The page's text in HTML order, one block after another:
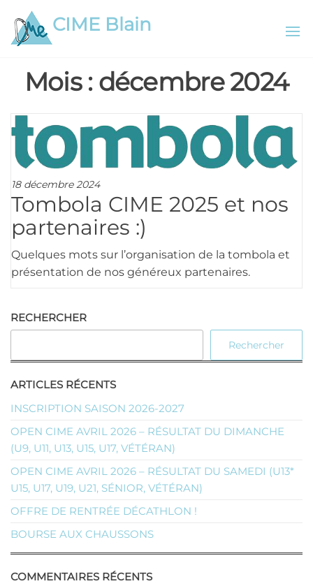
contenu
CIME Blain
Mois : décembre 2024
18 décembre 2024
Tombola CIME 2025 et nos
partenaires :)
Quelques mots sur l’organisation de la tombola et
présentation de nos généreux partenaires.
RECHERCHER
Rechercher
ARTICLES RÉCENTS
INSCRIPTION SAISON 2026-2027
OPEN CIME AVRIL 2026 – RÉSULTAT DU DIMANCHE
(U9, U11, U13, U15, U17, VÉTÉRAN)
OPEN CIME AVRIL 2026 – RÉSULTAT DU SAMEDI (U13*
U15, U17, U19, U21, SÉNIOR, VÉTÉRAN)
OFFRE DE RENTRÉE DÉCATHLON !
BOURSE AUX CHAUSSONS
COMMENTAIRES RÉCENTS